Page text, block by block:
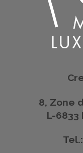
8, Zone
L-6833